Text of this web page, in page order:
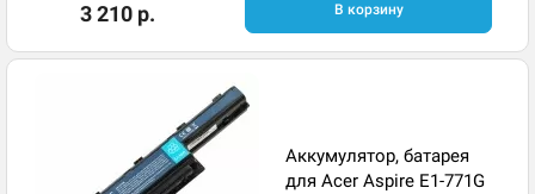
3 210 р. В корзину
Аккумулятор, батарея
для Acer Aspire E1-771G